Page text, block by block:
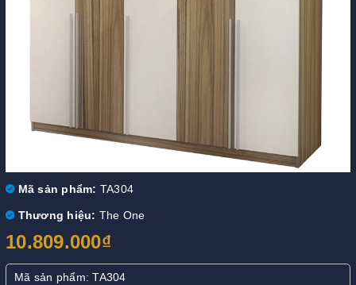
Mã sản phẩm: TA304
Thương hiệu: The One
10.809.000₫
Mã sản phẩm: TA304